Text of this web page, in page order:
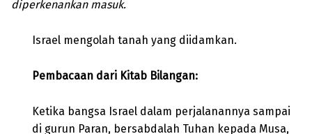
diperkenankan masuk.
Israel mengolah tanah yang diidamkan.
Pembacaan dari Kitab Bilangan:
Ketika bangsa Israel dalam perjalanannya sampai
di gurun Paran, bersabdalah Tuhan kepada Musa,